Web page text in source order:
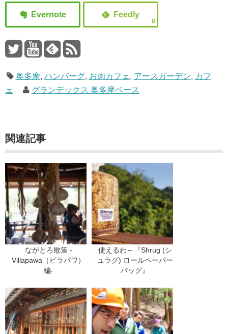
0
奥多摩, ハンバーグ, お肉カフェ , アースガーデン, カフ
ェ
グランデックス 奥多摩ベース
関連記事
ながとろ散策 -
Villapawa（ビラパワ）
編-
使えるわ～『Shrug (シ
ュラグ) ロールペーパー
バッグ』